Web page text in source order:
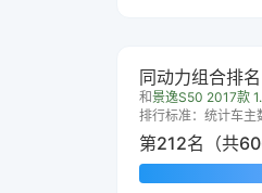
同动力组合排名
和景逸S50 2017款
排行标准：统计车主
第212名（共